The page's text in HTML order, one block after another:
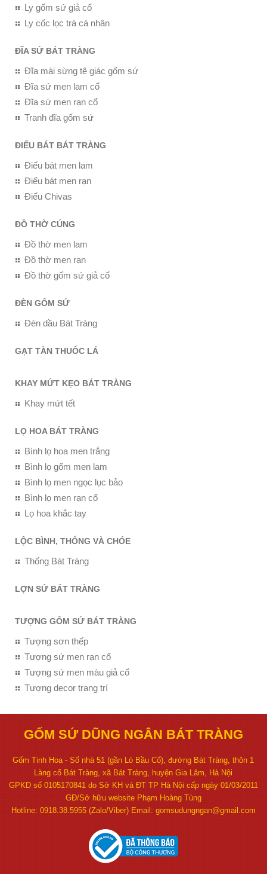
Ly gốm sứ giả cổ
Ly cốc lọc trà cá nhân
ĐĨA SỨ BÁT TRÀNG
Đĩa mài sừng tê giác gốm sứ
Đĩa sứ men lam cổ
Đĩa sứ men rạn cổ
Tranh đĩa gốm sứ
ĐIẾU BÁT BÁT TRÀNG
Điếu bát men lam
Điếu bát men rạn
Điếu Chivas
ĐỒ THỜ CÚNG
Đồ thờ men lam
Đồ thờ men rạn
Đồ thờ gốm sứ giả cổ
ĐÈN GỐM SỨ
Đèn dầu Bát Tràng
GẠT TÀN THUỐC LÁ
KHAY MỨT KẸO BÁT TRÀNG
Khay mứt tết
LỌ HOA BÁT TRÀNG
Bình lọ hoa men trắng
Bình lọ gốm men lam
Bình lọ men ngọc lục bảo
Bình lọ men rạn cổ
Lọ hoa khắc tay
LỘC BÌNH, THỐNG VÀ CHÓE
Thống Bát Tràng
LỢN SỨ BÁT TRÀNG
TƯỢNG GỐM SỨ BÁT TRÀNG
Tượng sơn thếp
Tượng sứ men rạn cổ
Tượng sứ men màu giả cổ
Tượng decor trang trí
GỐM SỨ DŨNG NGÂN BÁT TRÀNG
Gốm Tinh Hoa - Số nhà 51 (gần Lò Bầu Cổ), đường Bát Tràng, thôn 1
Làng cổ Bát Tràng, xã Bát Tràng, huyện Gia Lâm, Hà Nội
GPKD số 0105170841 do Sở KH và ĐT TP Hà Nội cấp ngày 01/03/2011
GĐ/Sở hữu website Phạm Hoàng Tùng
Hotline: 0918.38.5955 (Zalo/Viber) Email: gomsudungngan@gmail.com